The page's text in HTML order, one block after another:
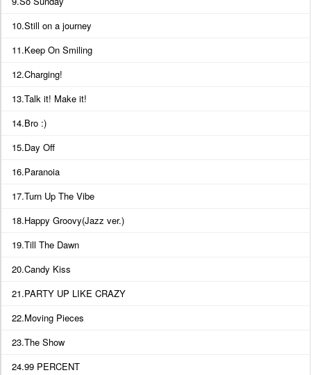
10.Still on a journey
11.Keep On Smiling
12.Charging!
13.Talk it! Make it!
14.Bro :)
15.Day Off
16.Paranoia
17.Turn Up The Vibe
18.Happy Groovy(Jazz ver.)
19.Till The Dawn
20.Candy Kiss
21.PARTY UP LIKE CRAZY
22.Moving Pieces
23.The Show
24.99 PERCENT